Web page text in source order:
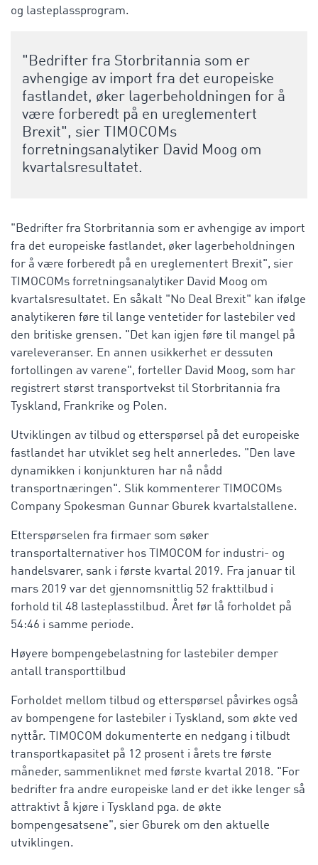
og lasteplassprogram.
"Bedrifter fra Storbritannia som er
avhengige av import fra det europeiske
fastlandet, øker lagerbeholdningen for å
være forberedt på en ureglementert
Brexit", sier TIMOCOMs
forretningsanalytiker David Moog om
kvartalsresultatet.
"Bedrifter fra Storbritannia som er avhengige av import
fra det europeiske fastlandet, øker lagerbeholdningen
for å være forberedt på en ureglementert Brexit", sier
TIMOCOMs forretningsanalytiker David Moog om
kvartalsresultatet. En såkalt "No Deal Brexit" kan ifølge
analytikeren føre til lange ventetider for lastebiler ved
den britiske grensen. "Det kan igjen føre til mangel på
vareleveranser. En annen usikkerhet er dessuten
fortollingen av varene", forteller David Moog, som har
registrert størst transportvekst til Storbritannia fra
Tyskland, Frankrike og Polen.
Utviklingen av tilbud og etterspørsel på det europeiske
fastlandet har utviklet seg helt annerledes. "Den lave
dynamikken i konjunkturen har nå nådd
transportnæringen". Slik kommenterer TIMOCOMs
Company Spokesman Gunnar Gburek kvartalstallene.
Etterspørselen fra firmaer som søker
transportalternativer hos TIMOCOM for industri- og
handelsvarer, sank i første kvartal 2019. Fra januar til
mars 2019 var det gjennomsnittlig 52 frakttilbud i
forhold til 48 lasteplasstilbud. Året før lå forholdet på
54:46 i samme periode.
Høyere bompengebelastning for lastebiler demper
antall transporttilbud
Forholdet mellom tilbud og etterspørsel påvirkes også
av bompengene for lastebiler i Tyskland, som økte ved
nyttår. TIMOCOM dokumenterte en nedgang i tilbudt
transportkapasitet på 12 prosent i årets tre første
måneder, sammenliknet med første kvartal 2018. "For
bedrifter fra andre europeiske land er det ikke lenger så
attraktivt å kjøre i Tyskland pga. de økte
bompengesatsene", sier Gburek om den aktuelle
utviklingen.